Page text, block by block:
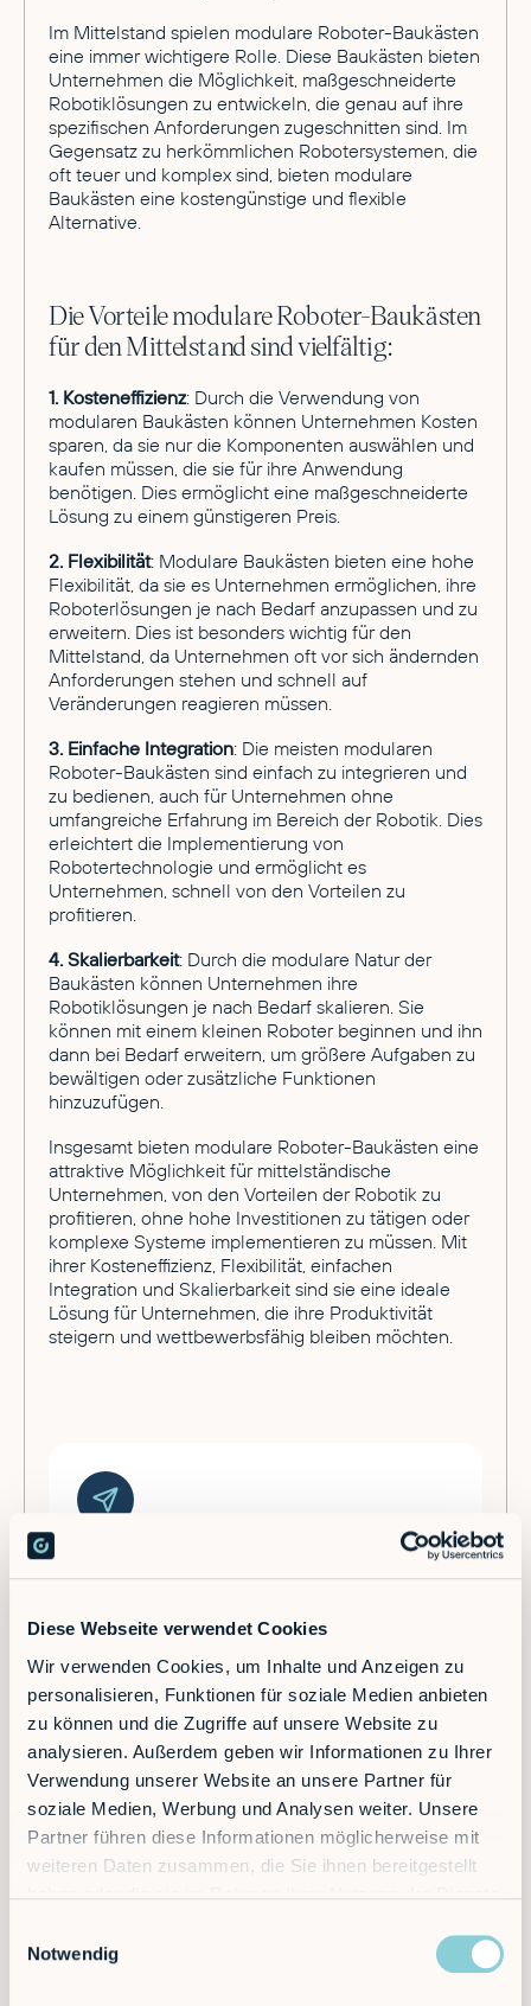
Diese Webseite verwendet Cookies
Wir verwenden Cookies, um Inhalte und Anzeigen zu
personalisieren, Funktionen für soziale Medien anbieten
zu können und die Zugriffe auf unsere Website zu
analysieren. Außerdem geben wir Informationen zu Ihrer
Verwendung unserer Website an unsere Partner für
soziale Medien, Werbung und Analysen weiter. Unsere
Partner führen diese Informationen möglicherweise mit
weiteren Daten zusammen, die Sie ihnen bereitgestellt
Notwendig
Im Mittelstand spielen modulare Roboter-Baukästen
eine immer wichtigere Rolle. Diese Baukästen bieten
Unternehmen die Möglichkeit, maßgeschneiderte
Robotiklösungen zu entwickeln, die genau auf ihre
spezifischen Anforderungen zugeschnitten sind. Im
Gegensatz zu herkömmlichen Robotersystemen, die
oft teuer und komplex sind, bieten modulare
Baukästen eine kostengünstige und flexible
Alternative.
Die Vorteile modulare Roboter-Baukästen
für den Mittelstand sind vielfältig:
1. Kosteneffizienz: Durch die Verwendung von
modularen Baukästen können Unternehmen Kosten
sparen, da sie nur die Komponenten auswählen und
kaufen müssen, die sie für ihre Anwendung
benötigen. Dies ermöglicht eine maßgeschneiderte
Lösung zu einem günstigeren Preis.
2. Flexibilität: Modulare Baukästen bieten eine hohe
Flexibilität, da sie es Unternehmen ermöglichen, ihre
Roboterlösungen je nach Bedarf anzupassen und zu
erweitern. Dies ist besonders wichtig für den
Mittelstand, da Unternehmen oft vor sich ändernden
Anforderungen stehen und schnell auf
Veränderungen reagieren müssen.
3. Einfache Integration: Die meisten modularen
Roboter-Baukästen sind einfach zu integrieren und
zu bedienen, auch für Unternehmen ohne
umfangreiche Erfahrung im Bereich der Robotik. Dies
erleichtert die Implementierung von
Robotertechnologie und ermöglicht es
Unternehmen, schnell von den Vorteilen zu
profitieren.
4. Skalierbarkeit: Durch die modulare Natur der
Baukästen können Unternehmen ihre
Robotiklösungen je nach Bedarf skalieren. Sie
können mit einem kleinen Roboter beginnen und ihn
dann bei Bedarf erweitern, um größere Aufgaben zu
bewältigen oder zusätzliche Funktionen
hinzuzufügen.
Insgesamt bieten modulare Roboter-Baukästen eine
attraktive Möglichkeit für mittelständische
Unternehmen, von den Vorteilen der Robotik zu
profitieren, ohne hohe Investitionen zu tätigen oder
komplexe Systeme implementieren zu müssen. Mit
ihrer Kosteneffizienz, Flexibilität, einfachen
Integration und Skalierbarkeit sind sie eine ideale
Lösung für Unternehmen, die ihre Produktivität
steigern und wettbewerbsfähig bleiben möchten.
Entdecken Sie die Zukunft der Automatisierung
- Vereinbaren Sie heute einen Termin!
Kontakt